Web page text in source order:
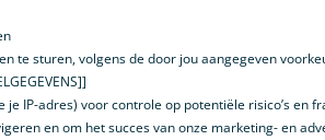
te sturen, volgens de door jou aangegeven
IP-adres) voor controle op potentiële risico’s
en om het succes van onze marketing- en